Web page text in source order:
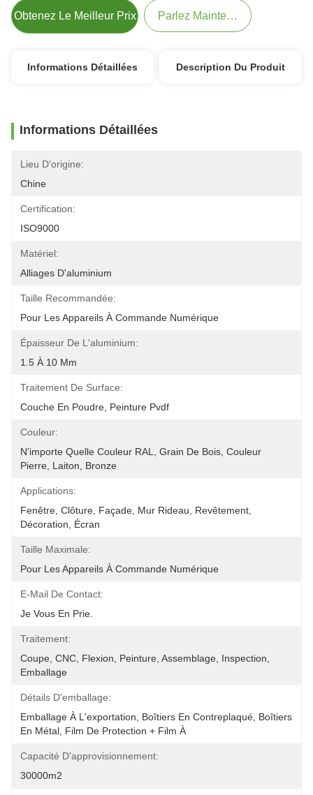
Obtenez Le Meilleur Prix Parlez Maintenant.
Informations Détaillées Description Du Produit
Informations Détaillées
Lieu D'origine:
Chine
Certification:
ISO9000
Matériel:
Alliages D'aluminium
Taille Recommandée:
Pour Les Appareils À Commande Numérique
Épaisseur De L'aluminium:
1.5 À 10 Mm
Traitement De Surface:
Couche En Poudre, Peinture Pvdf
Couleur:
N'importe Quelle Couleur RAL, Grain De Bois, Couleur
Pierre, Laiton, Bronze
Applications:
Fenêtre, Clôture, Façade, Mur Rideau, Revêtement,
Décoration, Écran
Taille Maximale:
Pour Les Appareils À Commande Numérique
E-Mail De Contact:
Je Vous En Prie.
Traitement:
Coupe, CNC, Flexion, Peinture, Assemblage, Inspection,
Emballage
Détails D'emballage:
Emballage À L'exportation, Boîtiers En Contreplaqué, Boîtiers
En Métal, Film De Protection + Film À
Capacité D'approvisionnement:
30000m2